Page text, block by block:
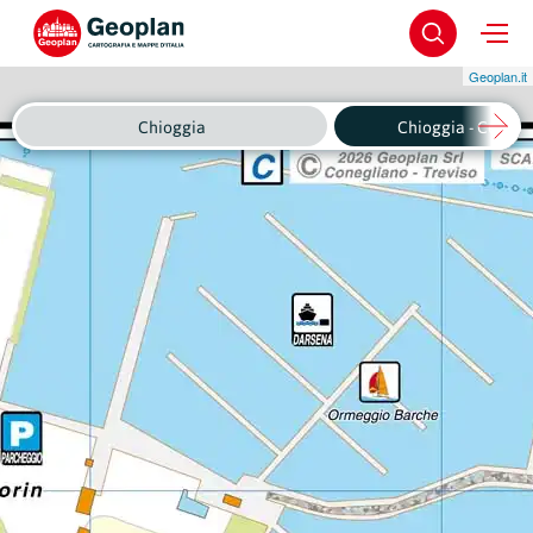
Geoplan.it
Chioggia Chioggia - Centro